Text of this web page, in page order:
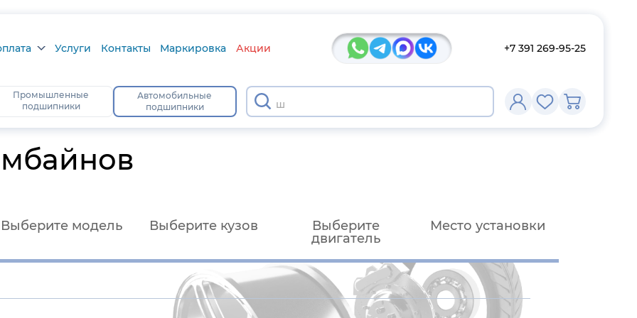
Услуги Контакты Маркировка Акции +7 391 269-95-25
Промышленные
подшипники
Автомобильные
подшипники
шс3
Выберите модель Выберите кузов
Выберите
двигатель
Место установки